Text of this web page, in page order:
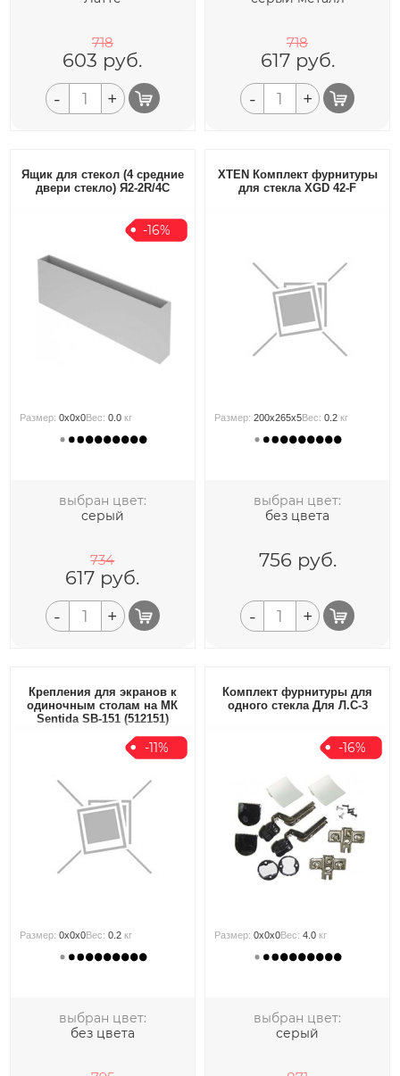
718
603 руб.
- +
718
617руб.
- +
Ящик для стекол (4 средние
двери стекло) Я2-2R/4С
-16%
Размер:0x0x0Вес:0.0 кг
выбран цвет:
серый
734
617 руб.
- +
XTEN Комплект фурнитуры
для стекла XGD 42-F
Размер:200x265x5Вес:0.2 кг
выбран цвет:
без цвета
756 руб.
- +
Крепления для экранов к
одиночным столам на МК
Sentida SB-151 (512151)
-11%
Размер:0x0x0Вес:0.2 кг
выбран цвет:
без цвета
Комплект фурнитуры для
одного стекла Для Л.С-3
-16%
Размер:0x0x0Вес:4.0 кг
выбран цвет:
серый